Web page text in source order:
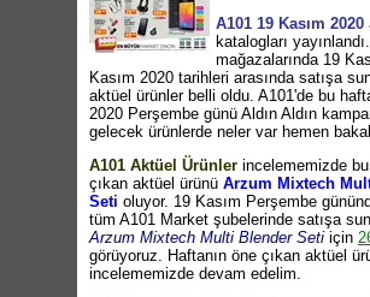
A101 19 Kasım 2020
katalogları
mağazalarında 19
Kasım 2020 tarihleri arasında satışa
aktüel ürünler belli oldu. A101'de bu
2020 Perşembe günü Aldın Aldın
gelecek ürünlerde neler var hemen
A101 Aktüel Ürünler incelememizde
çıkan aktüel ürünü Arzum Mixtech
Seti oluyor. 19 Kasım Perşembe
tüm A101 Market şubelerinde satışa
Arzum Mixtech Multi Blender Seti için
görüyoruz. Haftanın öne çıkan aktüel
incelememizde devam edelim.